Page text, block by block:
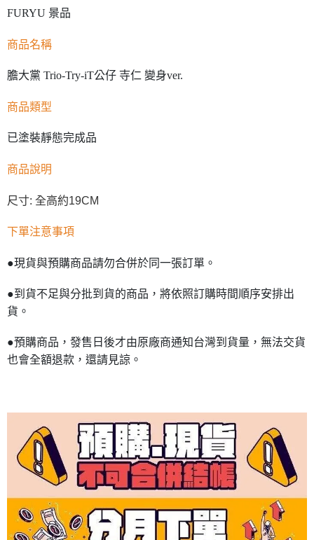
FURYU 景品
商品名稱
膽大黨 Trio-Try-iT公仔 寺仁 變身ver.
商品類型
已塗裝靜態完成品
商品說明
尺寸: 全高約19CM
下單注意事項
●現貨與預購商品請勿合併於同一張訂單。
●到貨不足與分批到貨的商品，將依照訂購時間順序安排出
貨。
●預購商品，發售日後才由原廠商通知台灣到貨量，無法交貨
也會全額退款，還請見諒。